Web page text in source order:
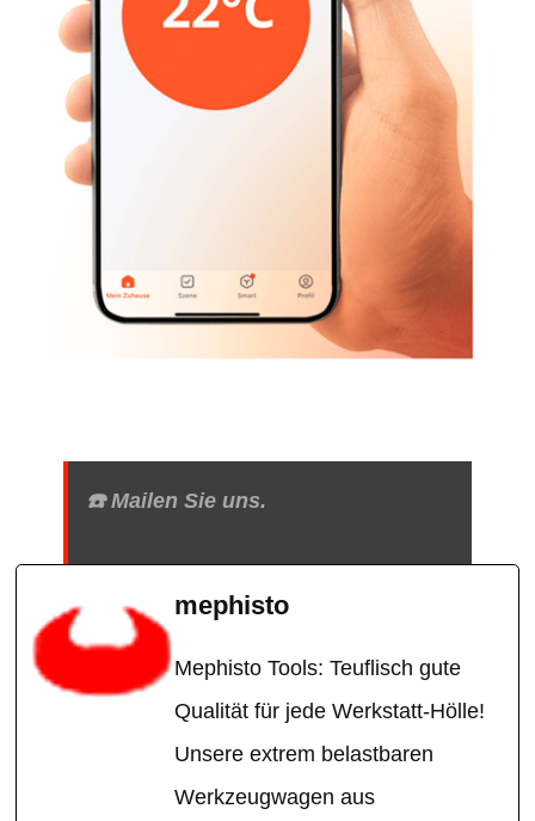
☎️ Mailen Sie uns.
mephisto
Mephisto Tools: Teuflisch gute
Qualität für jede Werkstatt-Hölle!
Unsere extrem belastbaren
Werkzeugwagen aus